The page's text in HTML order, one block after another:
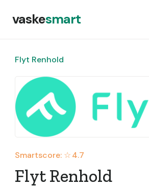
vaskesmart
Flyt Renhold
Smartscore: ☆4.7
Flyt Renhold